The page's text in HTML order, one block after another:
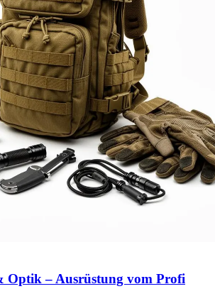
Optik – Ausrüstung vom Profi